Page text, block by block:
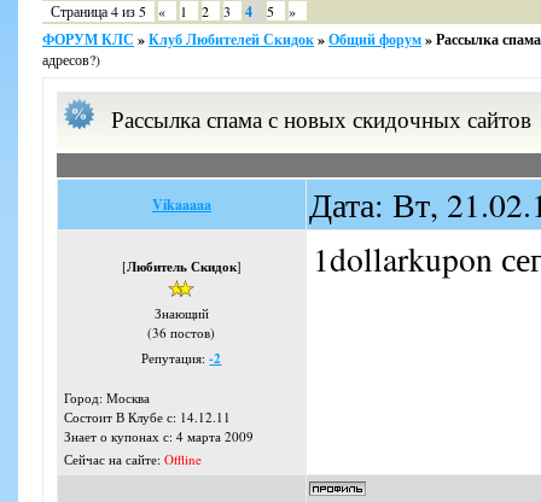
Страница4из 5 « 1 2 3 4 5 »
ФОРУМ КЛС »Клуб Любителей Скидок»Общий форум»Рассылка
адресов?)
Рассылка спама с новых скидочных сайтов
Vikaaaaa Дата: Вт,
[Любитель Скидок]
Знающий
(36 постов)
Репутация:-2
Город: Москва
Состоит В Клубе с: 14.12.11
Знает о купонах с: 4 марта 2009
Сейчас на сайте: Offline
1dollarkupon